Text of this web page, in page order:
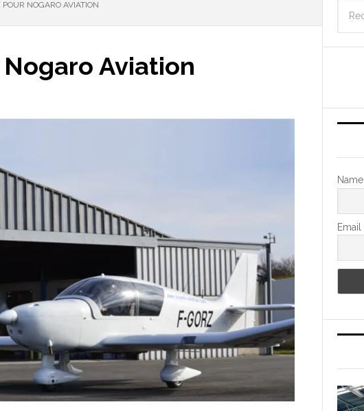
POUR NOGARO AVIATION
Aviation
Name
Email